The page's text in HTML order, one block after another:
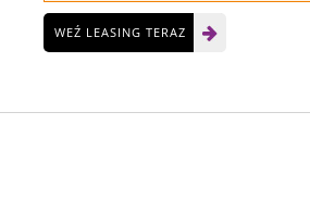
WEŹ LEASING TERAZ